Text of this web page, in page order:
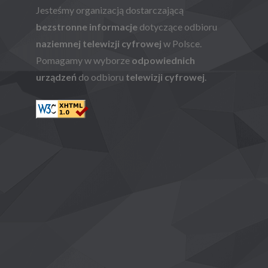
Jesteśmy organizacją dostarczającą
bezstronne informacjedotyczące odbioru
naziemnej telewizji cyfrowej w Polsce.
Pomagamy w wyborze odpowiednich
urządzeń do odbioru telewizji cyfrowej.